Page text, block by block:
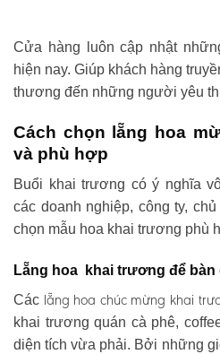
Cửa hàng luôn cập nhật
hiện nay. Giúp khách hàng
thương đến những người yêu
Cách chọn lẵng hoa
và phù hợp
Buổi khai trương có ý nghĩa
các doanh nghiệp, công ty,
chọn mẫu hoa khai trương phù
Lẵng hoa khai trương để bàn
Các lẵng hoa chúc mừng khai
khai trương quán cà phê,
diện tích vừa phải. Bởi những